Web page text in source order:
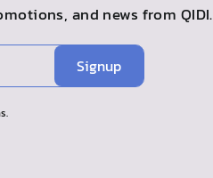
and news from QIDI.
Signup